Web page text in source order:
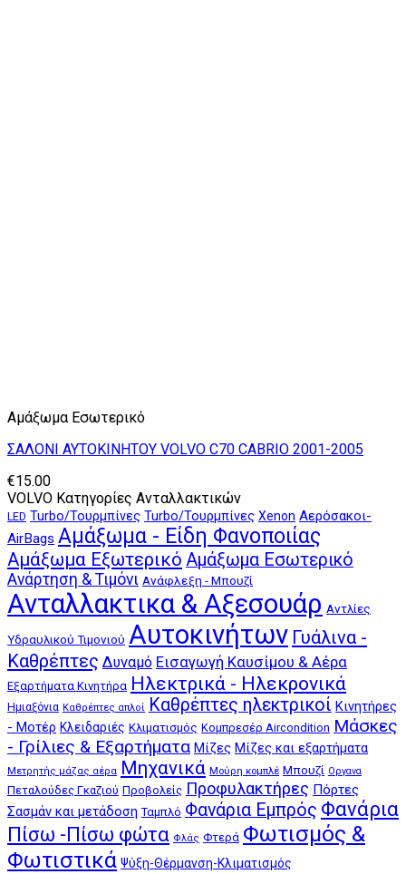
Αμάξωμα Εσωτερικό
ΣΑΛΟΝΙ ΑΥΤΟΚΙΝΗΤΟΥ VOLVO C70 CABRIO 2001-2005
€15.00
VOLVO Κατηγορίες Ανταλλακτικών
LED Turbo/Τουρμπίνες Turbo/Τουρμπίνες Xenon Αερόσακοι-
AirBags Αμάξωμα - Είδη Φανοποιίας
Αμάξωμα Εξωτερικό Αμάξωμα Εσωτερικό
Ανάρτηση & Τιμόνι Ανάφλεξη - Μπουζί
Ανταλλακτικα & Αξεσουάρ Αντλίες
Υδραυλικού Τιμονιού Αυτοκινήτων Γυάλινα -
Καθρέπτες Δυναμό Εισαγωγή Καυσίμου & Αέρα
Εξαρτήματα Κινητήρα Ηλεκτρικά - Ηλεκρονικά
Ημιαξόνια Καθρέπτες απλοί Καθρέπτες ηλεκτρικοί Κινητήρες
- Μοτέρ Κλειδαριές Κλιματισμός Κομπρεσέρ Aircondition Μάσκες
- Γρίλιες & Εξαρτήματα Μίζες Μίζες και εξαρτήματα
Μετρητής μάζας αέρα Μηχανικά Μούρη κομπλέ Μπουζί Οργανα
Πεταλούδες Γκαζιού Προβολείς Προφυλακτήρες Πόρτες
Σασμάν και μετάδοση Ταμπλό Φανάρια Εμπρός Φανάρια
Πίσω -Πίσω φώτα Φλάς Φτερά Φωτισμός &
Φωτιστικά Ψύξη-Θέρμανση-Κλιματισμός